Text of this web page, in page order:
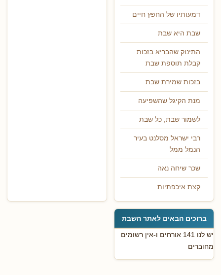
דמעותיו של החפץ חיים
שבת היא שבת
התינוק שהבריא בזכות
קבלת תוספת שבת
בזכות שמירת שבת
מנת הקיגל שהשפיעה
לשמור שבת, כל שבת
רבי ישראל מסלנט בעיר
הנמל ממל
שכר שיחה נאה
קצת איכפתיות
ברוכים הבאים לאתר השבת
יש לנו 141 אורחים ו-אין רשומים
מחוברים